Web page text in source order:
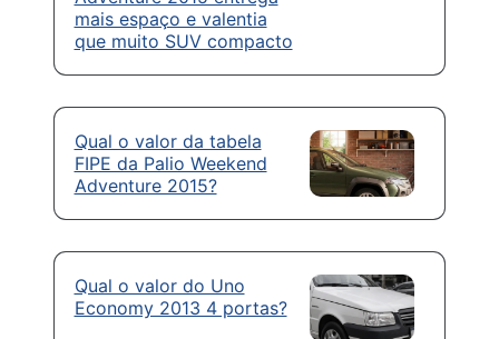
mais espaço e valentia
que muito SUV compacto
Qual o valor da tabela
FIPE da Palio Weekend
Adventure 2015?
Qual o valor do Uno
Economy 2013 4 portas?